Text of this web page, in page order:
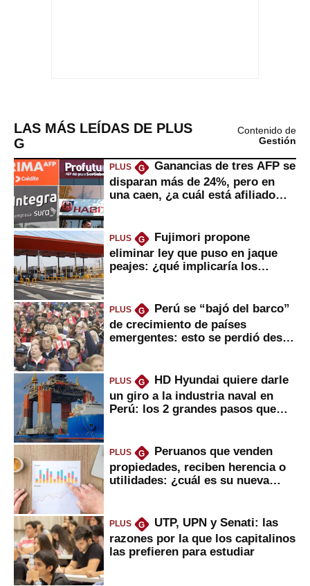
LAS MÁS LEÍDAS DE PLUS
G
Contenido de
Gestión
PLUS G
Ganancias de tres AFP se
disparan más de 24%, pero en
una caen, ¿a cuál está afiliado
PLUS G
Fujimori propone
eliminar ley que puso en jaque
peajes: ¿qué implicaría los
PLUS G
Perú se “bajó del barco”
de crecimiento de países
emergentes: esto se perdió desde
PLUS G
HD Hyundai quiere darle
un giro a la industria naval en
Perú: los 2 grandes pasos que
PLUS G
Peruanos que venden
propiedades, reciben herencia o
utilidades: ¿cuál es su nueva
PLUS G
UTP, UPN y Senati: las
razones por la que los capitalinos
las prefieren para estudiar